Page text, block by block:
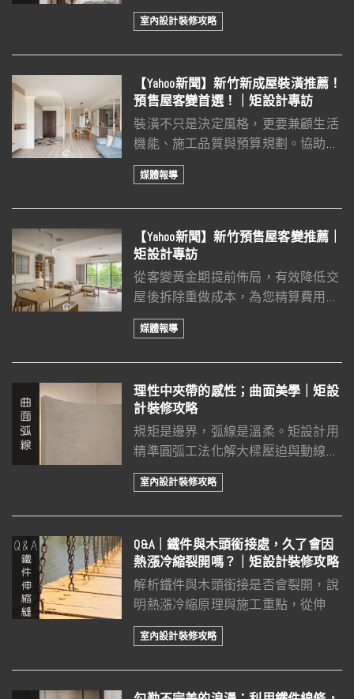
發，分享成長型兒童房的設計思維，
以及預算配置的實用觀念。
室內設計裝修攻略
【Yahoo新聞】新竹新成屋裝潢推薦！
預售屋客變首選！｜矩設計專訪
裝潢不只是決定風格，更要兼顧生活
機能、施工品質與預算規劃。協助屋
主從客變階段開始規劃格局、水電、
收納與生活動線，打造兼具美感與實
媒體報導
【Yahoo新聞】新竹預售屋客變推薦｜
矩設計專訪
從客變黃金期提前佈局，有效降低交
屋後拆除重做成本，為您精算費用與
生活動線，打造專屬的高質感理想住
宅。
媒體報導
理性中夾帶的感性；曲面美學｜矩設
計裝修攻略
規矩是邊界，弧線是溫柔。矩設計用
精準圓弧工法化解大樑壓迫與動線衝
突，為生活導出療癒的呼吸間隙。
室內設計裝修攻略
Q&A｜鐵件與木頭銜接處，久了會因
熱漲冷縮裂開嗎？｜矩設計裝修攻略
解析鐵件與木頭銜接是否會裂開，說
明熱漲冷縮原理與施工重點，從伸縮
縫、固定方式到收邊設計，提升裝修
耐用性與質感。
室內設計裝修攻略